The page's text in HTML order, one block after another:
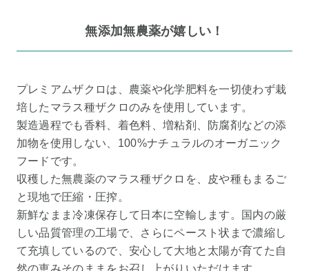
無添加無農薬が嬉しい！
プレミアムザクロは、農薬や化学肥料を一切使わず栽
培したマラス種ザクロのみを使用しています。
製造過程でも香料、着色料、増粘剤、防腐剤などの添
加物を使用しない、100%ナチュラルのオーガニック
フードです。
収穫した無農薬のマラス種ザクロを、皮や種もまるご
と現地で圧縮・圧搾。
新鮮なまま冷凍保存して日本に空輸します。国内の厳
しい品質管理の工場で、さらにペースト状まで濃縮し
て充填しているので、安心して大地と太陽が育てた自
然の恵みそのままをお召し上がりいただけます。